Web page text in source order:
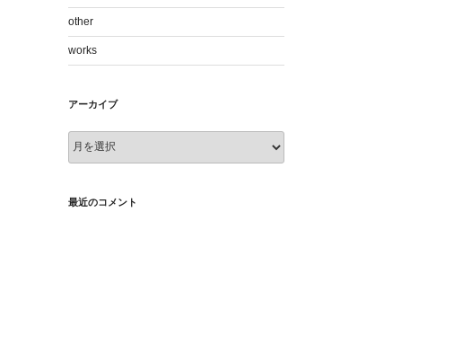
other
works
アーカイブ
ア
ブ
最近のコメント